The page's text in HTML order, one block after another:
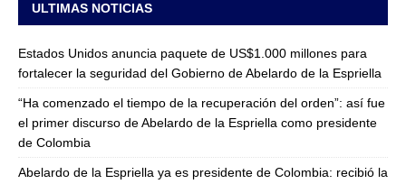
ULTIMAS NOTICIAS
Estados Unidos anuncia paquete de US$1.000 millones para
fortalecer la seguridad del Gobierno de Abelardo de la Espriella
“Ha comenzado el tiempo de la recuperación del orden”: así fue
el primer discurso de Abelardo de la Espriella como presidente
de Colombia
Abelardo de la Espriella ya es presidente de Colombia: recibió la